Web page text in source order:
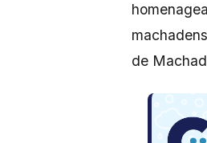
de